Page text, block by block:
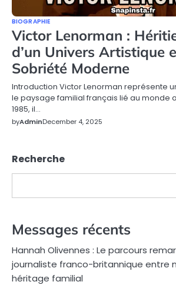
BIOGRAPHIE
Victor Lenorman :
d’un Univers Artistique
Sobriété Moderne
Introduction Victor Lenorman représente
le paysage familial français lié au monde
1985, il…
byAdminDecember 4, 2025
Recherche
Messages récents
Hannah Olivennes : Le parcours
journaliste franco-britannique entre
héritage familial